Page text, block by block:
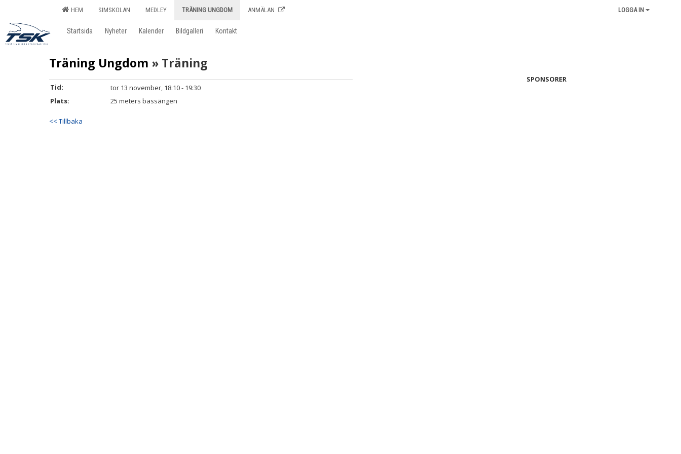
HEM SIMSKOLAN MEDLEY TRÄNING UNGDOM ANMÄLAN LOGGA IN
Startsida Nyheter Kalender Bildgalleri Kontakt
Träning Ungdom » Träning
Tid:
tor 13 november, 18:10 - 19:30
Plats:
25 meters bassängen
<< Tillbaka
SPONSORER